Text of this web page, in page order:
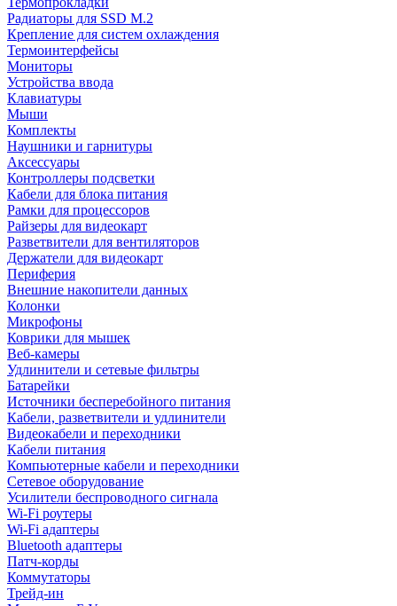
Радиаторы для SSD M.2
Крепление для систем охлаждения
Термоинтерфейсы
Мониторы
Устройства ввода
Клавиатуры
Мыши
Комплекты
Наушники и гарнитуры
Аксессуары
Контроллеры подсветки
Кабели для блока питания
Рамки для процессоров
Райзеры для видеокарт
Разветвители для вентиляторов
Держатели для видеокарт
Периферия
Внешние накопители данных
Колонки
Микрофоны
Коврики для мышек
Веб-камеры
Удлинители и сетевые фильтры
Батарейки
Источники бесперебойного питания
Кабели, разветвители и удлинители
Видеокабели и переходники
Кабели питания
Компьютерные кабели и переходники
Сетевое оборудование
Усилители беспроводного сигнала
Wi-Fi роутеры
Wi-Fi адаптеры
Bluetooth адаптеры
Патч-корды
Коммутаторы
Трейд-ин